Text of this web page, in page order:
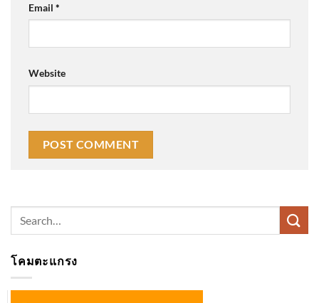
Email *
Website
โคมตะแกรง